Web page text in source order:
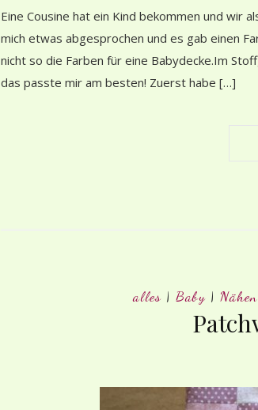
Eine Cousine hat ein Kind bekommen und wir
mich etwas abgesprochen und es gab einen
nicht so die Farben für eine Babydecke.Im
das passte mir am besten! Zuerst habe […]
alles | Baby | Nähen